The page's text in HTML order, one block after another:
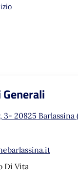
3- 20825 Barlassina
Di Vita